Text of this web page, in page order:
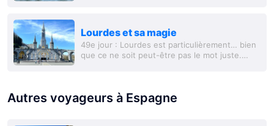
Lourdes et sa magie
49e jour : Lourdes est particulièrement… bien
que ce ne soit peut-être pas le mot juste.
Autres voyageurs à Espagne